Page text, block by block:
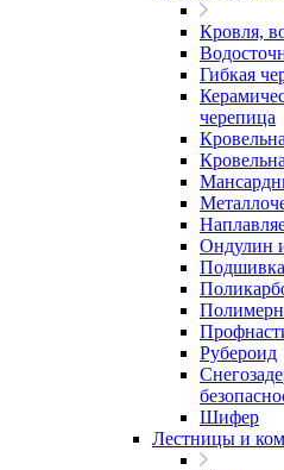
Кровля,
Гибкая
черепица
Ондулин
Рубероид
Шифер
Лестницы и